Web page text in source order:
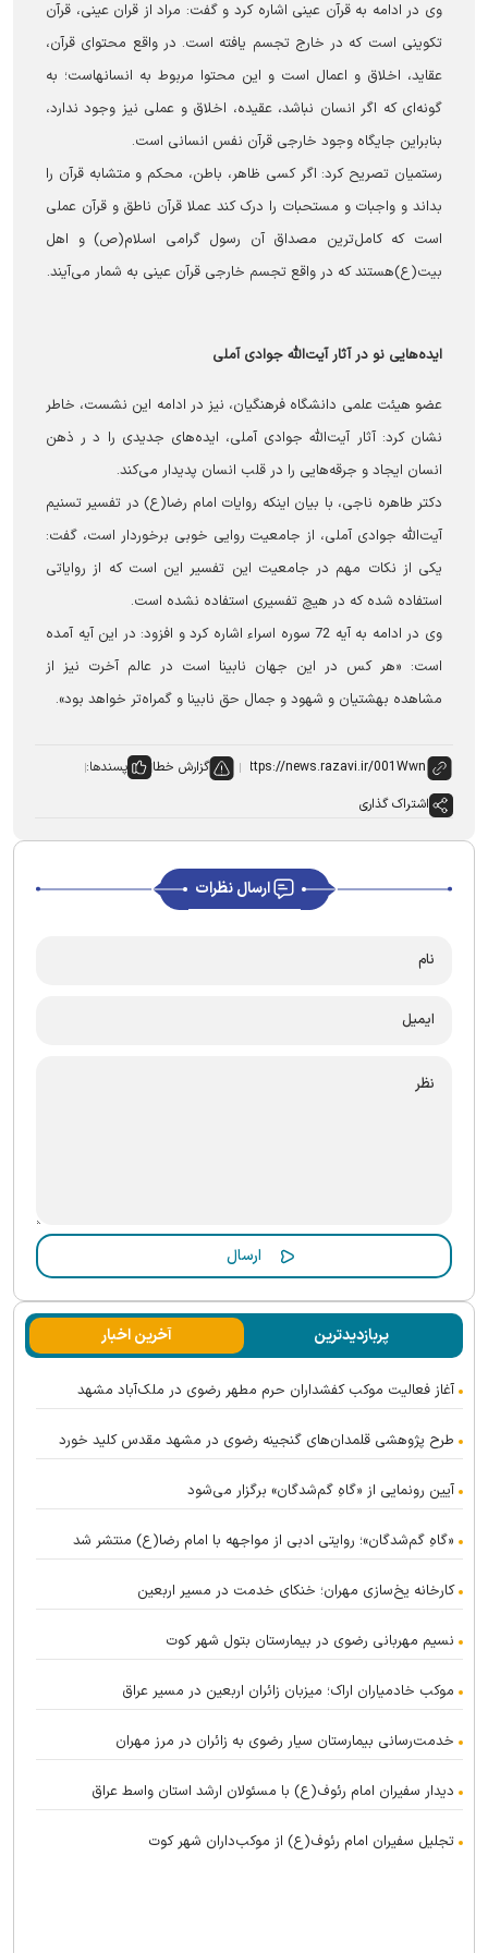
وی در ادامه به قرآن عینی اشاره کرد و گفت: مراد از قران عینی، قرآن
تکوینی است که در خارج تجسم یافته است. در واقع محتوای قرآن،
عقاید، اخلاق و اعمال است و این محتوا مربوط به انسانهاست؛ به
گونه‌ای که اگر انسان نباشد، عقیده، اخلاق و عملی نیز وجود ندارد،
بنابراین جایگاه وجود خارجی قرآن نفس انسانی است.
رستمیان تصریح کرد: اگر کسی ظاهر، باطن، محکم و متشابه قرآن را
بداند و واجبات و مستحبات را درک کند عملا قرآن ناطق و قرآن عملی
است که کامل‌ترین مصداق آن رسول گرامی اسلام(ص) و اهل
بیت(ع)هستند که در واقع تجسم خارجی قرآن عینی به شمار می‌آیند.
ایده‌هایی نو در آثار آیت‌الله جوادی آملی
عضو هیئت علمی دانشگاه فرهنگیان، نیز در ادامه این نشست، خاطر
نشان کرد: آثار آیت‌الله جوادی آملی، ایده‌های جدیدی را د ر ذهن
انسان ایجاد و جرقه‌هایی را در قلب انسان پدیدار می‌کند.
دکتر طاهره ناجی، با بیان اینکه روایات امام رضا(ع) در تفسیر تسنیم
آیت‌الله جوادی آملی، از جامعیت روایی خوبی برخوردار است، گفت:
یکی از نکات مهم در جامعیت این تفسیر این است که از روایاتی
استفاده شده که در هیچ تفسیری استفاده نشده است.
وی در ادامه به آیه 72 سوره اسراء اشاره کرد و افزود: در این آیه آمده
است: «هر کس در این جهان نابینا است در عالم آخرت نیز از
مشاهده بهشتیان و شهود و جمال حق نابینا و گمراه‌تر خواهد بود».
گزارش خطا
پسندها:
اشتراک گذاری
ارسال نظرات
پربازدیدترین آخرین اخبار
آغاز فعالیت موکب کفشداران حرم مطهر رضوی در ملک‌آباد مشهد
طرح پژوهشی قلمدان‌های گنجینه رضوی در مشهد مقدس کلید خورد
آیین رونمایی از «گاهِ گم‌شدگان» برگزار می‌شود
«گاهِ گم‌شدگان»؛ روایتی ادبی از مواجهه با امام رضا(ع) منتشر شد
کارخانه یخ‌سازی مهران؛ خنکای خدمت در مسیر اربعین
نسیم مهربانی رضوی در بیمارستان بتول شهر کوت
موکب خادمیاران اراک؛ میزبان زائران اربعین در مسیر عراق
خدمت‌رسانی بیمارستان سیار رضوی به زائران در مرز مهران
دیدار سفیران امام رئوف(ع) با مسئولان ارشد استان واسط عراق
تجلیل سفیران امام رئوف(ع) از موکب‌داران شهر کوت